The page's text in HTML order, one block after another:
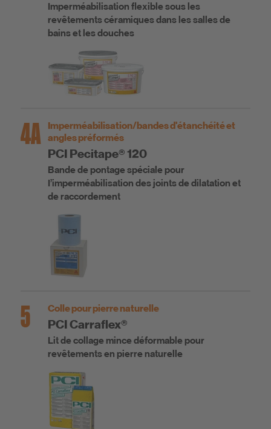
Imperméabilisation flexible sous les
revêtements céramiques dans les salles de
bains et les douches
4A Imperméabilisation/bandes d'étanchéité et
angles préformés
PCI Pecitape® 120
Bande de pontage spéciale pour
I’imperméabilisation des joints de dilatation et
de raccordement
5 Colle pour pierre naturelle
PCI Carraflex®
Lit de collage mince déformable pour
revêtements en pierre naturelle